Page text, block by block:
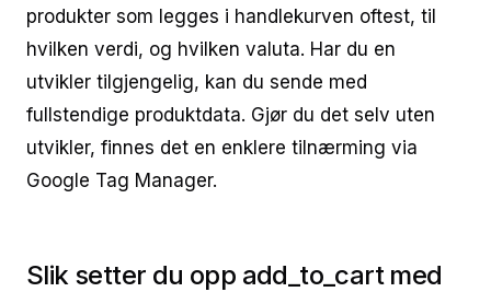
produkter som legges i handlekurven oftest, til
hvilken verdi, og hvilken valuta. Har du en
utvikler tilgjengelig, kan du sende med
fullstendige produktdata. Gjør du det selv uten
utvikler, finnes det en enklere tilnærming via
Google Tag Manager.
Slik setter du opp add_to_cart med